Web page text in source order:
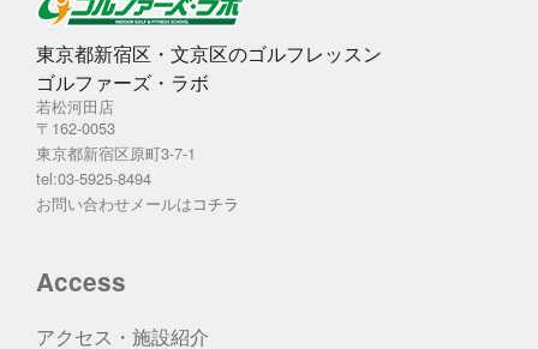
東京都新宿区・文京区のゴルフレッスン
ゴルファーズ・ラボ
若松河田店
〒162-0053
東京都新宿区原町3-7-1
tel:03-5925-8494
お問い合わせメールはコチラ
Access
アクセス・施設紹介